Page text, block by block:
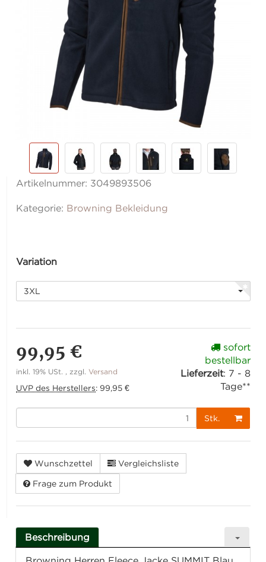
Artikelnummer: 3049893506
Kategorie: Browning Bekleidung
Variation
3XL
99,95 €
inkl. 19% USt. , zzgl.Versand
UVP des Herstellers: 99,95 €
sofort
bestellbar
Lieferzeit: 7 - 8
Tage**
Stk.
Wunschzettel Vergleichsliste
Frage zum Produkt
Beschreibung